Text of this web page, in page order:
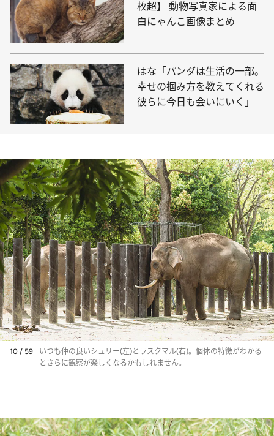
枚超】 動物写真家による面
白にゃんこ画像まとめ
はな「パンダは生活の一部。
幸せの掴み方を教えてくれる
彼らに今日も会いにいく」
10 / 59
いつも仲の良いシュリー(左)とラスクマル(右)。個体の特徴がわかる
とさらに観察が楽しくなるかもしれません。